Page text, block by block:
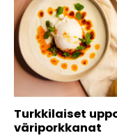
Turkkilaiset
väriporkkanat